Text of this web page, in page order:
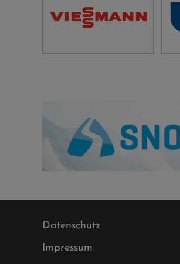
Datenschutz
Impressum